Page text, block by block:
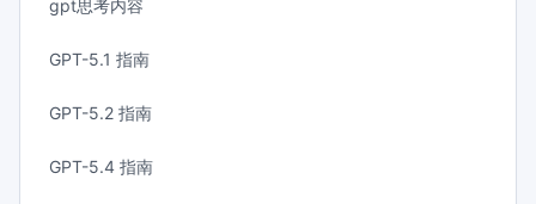
gpt思考内容
GPT-5.1 指南
GPT-5.2 指南
GPT-5.4 指南